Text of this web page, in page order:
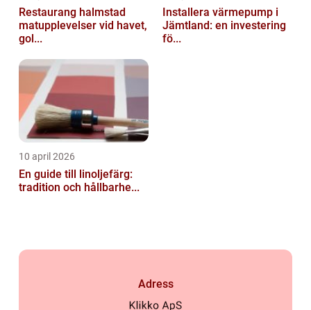
Restaurang halmstad
matupplevelser vid havet,
gol...
Installera värmepump i
Jämtland: en investering
fö...
10 april 2026
En guide till linoljefärg:
tradition och hållbarhe...
Adress